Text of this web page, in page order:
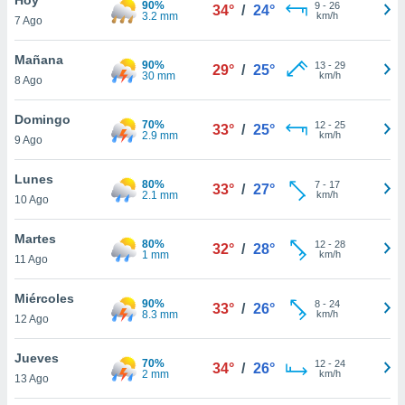
en
más
nuestra
de
cookies
aceptar
7 Ago
90%
3.2 mm
34° / 24° 9- 26
km/h
Mañana
8 Ago
90%
30 mm
29° / 25° 13- 29
km/h
Domingo
9 Ago
70%
2.9 mm
33° / 25° 12- 25
km/h
Lunes
10 Ago
80%
2.1 mm
33° / 27° 7- 17
km/h
Martes
11 Ago
80%
1 mm
32° / 28° 12- 28
km/h
Miércoles
12 Ago
90%
8.3 mm
33° / 26° 8- 24
km/h
Jueves
13 Ago
70%
2 mm
34° / 26° 12- 24
km/h